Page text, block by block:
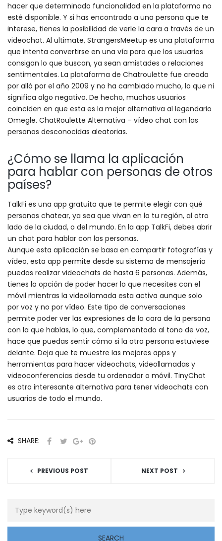
hacer que determinada funcionalidad en la plataforma no
esté disponible. Y si has encontrado a una persona que te
interese, tienes la posibilidad de verle la cara a través de un
videochat. Al ultimate, StrangersMeetup es una plataforma
que intenta convertirse en una vía para que los usuarios
consigan lo que buscan, ya sean amistades o relaciones
sentimentales. La plataforma de Chatroulette fue creada
por allá por el año 2009 y no ha cambiado mucho, lo que ni
significa algo negativo. De hecho, muchos usuarios
coinciden en que esta es la mejor alternativa al legendario
Omegle. ChatRoulette Alternativa – vídeo chat con las
personas desconocidas aleatorias.
¿Cómo se llama la aplicación
para hablar con personas de otros
países?
TalkFi es una app gratuita que te permite elegir con qué
personas chatear, ya sea que vivan en la tu región, al otro
lado de la ciudad, o del mundo. En la app TalkFi, debes abrir
un chat para hablar con las personas.
Aunque esta aplicación se basa en compartir fotografías y
vídeo, esta app permite desde su sistema de mensajería
puedas realizar videochats de hasta 6 personas. Además,
tienes la opción de poder hacer lo que necesites con el
móvil mientras la videollamada esta activa aunque solo
por voz y no por vídeo. Este tipo de conversaciones
permite poder ver las expresiones de la cara de la persona
con la que hablas, lo que, complementado al tono de voz,
hace que puedas sentir cómo si la otra persona estuviese
delante. Deja que te muestre las mejores apps y
herramientas para hacer videochats, videollamadas y
videoconferencias desde tu ordenador o móvil. TinyChat
es otra interesante alternativa para tener videochats con
usuarios de todo el mundo.
SHARE:
PREVIOUS POST NEXT POST